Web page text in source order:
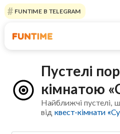
FUNTIME В TELEGRAM
Пустелі
кімнатою
Найближчі пустелі,
відквест-кімнати